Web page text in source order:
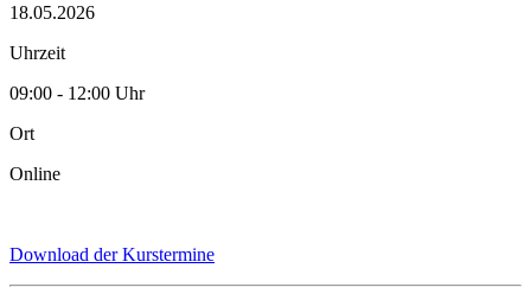
18.05.2026
Uhrzeit
09:00 - 12:00 Uhr
Ort
Online
Download der Kurstermine